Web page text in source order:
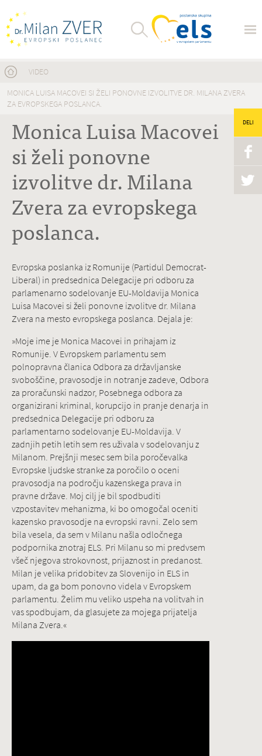
Nahajate se tukaj
VIDEO
MONICA LUISA MACOVEI SI ŽELI PONOVNE IZVOLITVE DR. MILANA ZVERA
ZA EVROPSKEGA POSLANCA.
Monica Luisa Macovei
si želi ponovne
izvolitve dr. Milana
Zvera za evropskega
poslanca.
DELI
Evropska poslanka iz Romunije (Partidul Democrat-
Liberal) in predsednica Delegacije pri odboru za
parlamenarno sodelovanje EU-Moldavija Monica
Luisa Macovei si želi ponovne izvolitve dr. Milana
Zvera na mesto evropskega poslanca. Dejala je:
»Moje ime je Monica Macovei in prihajam iz
Romunije. V Evropskem parlamentu sem
polnopravna članica Odbora za državljanske
svoboščine, pravosodje in notranje zadeve, Odbora
za proračunski nadzor, Posebnega odbora za
organizirani kriminal, korupcijo in pranje denarja in
predsednica Delegacije pri odboru za
parlamentarno sodelovanje EU-Moldavija. V
zadnjih petih letih sem res uživala v sodelovanju z
Milanom. Prejšnji mesec sem bila poročevalka
Evropske ljudske stranke za poročilo o oceni
pravosodja na področju kazenskega prava in
pravne države. Moj cilj je bil spodbuditi
vzpostavitev mehanizma, ki bo omogočal oceniti
kazensko pravosodje na evropski ravni. Zelo sem
bila vesela, da sem v Milanu našla odločnega
podpornika znotraj ELS. Pri Milanu so mi predvsem
všeč njegova strokovnost, prijaznost in predanost.
Milan je velika pridobitev za Slovenijo in ELS in
upam, da ga bom ponovno videla v Evropskem
parlamentu. Želim mu veliko uspeha na volitvah in
vas spodbujam, da glasujete za mojega prijatelja
Milana Zvera.«